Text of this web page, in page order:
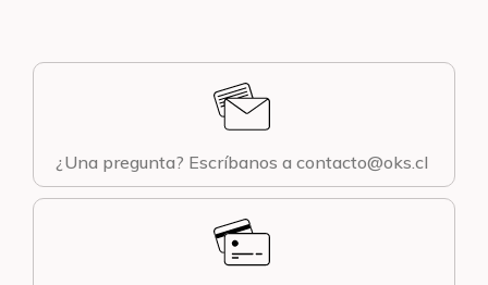
¿Una pregunta? Escríbanos a contacto@oks.cl